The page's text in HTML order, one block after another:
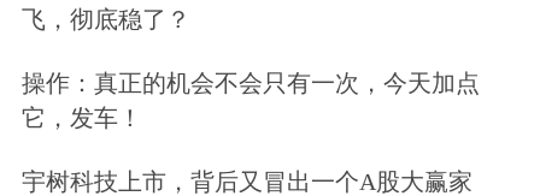
飞，彻底稳了？
操作：真正的机会不会只有一次，今天加点
它，发车！
宇树科技上市，背后又冒出一个A股大赢家